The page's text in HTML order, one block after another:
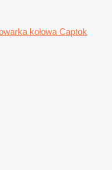
kołowa Captok